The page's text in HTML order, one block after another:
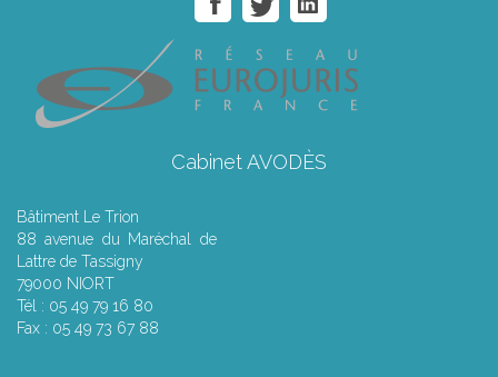
Cabinet AVODÈS
Bâtiment Le Trion
88 avenue du Maréchal de
Lattre de Tassigny
79000 NIORT
Tél : 05 49 79 16 80
Fax : 05 49 73 67 88